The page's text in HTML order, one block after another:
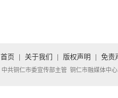
首页 关于我们 版权声明 免责
中共铜仁市委宣传部主管 铜仁市融媒体中心